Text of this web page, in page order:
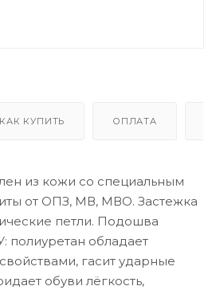
КАК КУПИТЬ ОПЛАТА
из кожи со специальным
от ОПЗ, МВ, МВО. Застежка
петли. Подошва
полиуретан обладает
гасит ударные
обуви лёгкость,